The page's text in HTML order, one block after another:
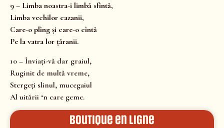
9 – Limba noastra-i limbă sfîntă,
Limba vechilor cazanii,
Care-o plîng și care-o cîntă
Pe la vatra lor țăranii.
10 – Înviați-vă dar graiul,
Ruginit de multă vreme,
Stergeți slinul, mucegaiul
Al uitării ‘n care geme.
Boutique en ligne